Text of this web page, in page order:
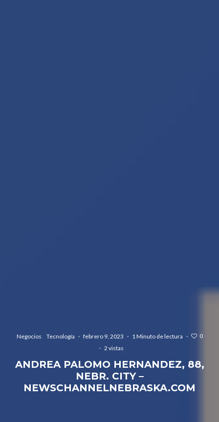
Negocios Tecnología · febrero 9, 2023 · 1 Minuto de lectura ·
0
· 2 vistas
ANDREA PALOMO HERNANDEZ, 88,
NEBR. CITY –
NEWSCHANNELNEBRASKA.COM